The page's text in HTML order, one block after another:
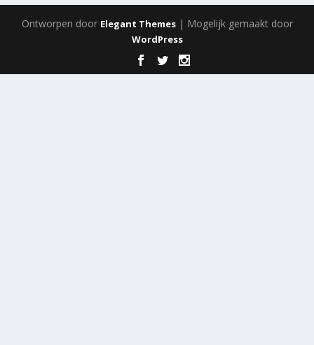
Ontworpen door Elegant Themes| Mogelijk gemaakt door
WordPress